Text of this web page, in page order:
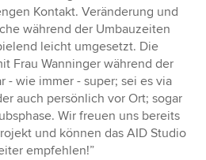
Kontakt. Veränderung und
während der Umbauzeiten
leicht umgesetzt. Die
Frau Wanninger während der
- wie immer - super; sei es via
auch persönlich vor Ort; sogar
Wir freuen uns bereits
und können das AID Studio
empfehlen!”